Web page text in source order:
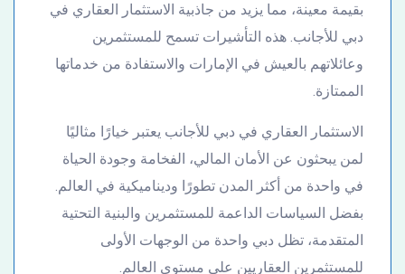
بقيمة معينة، مما يزيد من جاذبية الاستثمار العقاري في
دبي للأجانب. هذه التأشيرات تسمح للمستثمرين
وعائلاتهم بالعيش في الإمارات والاستفادة من خدماتها
الممتازة.
الاستثمار العقاري في دبي للأجانب يعتبر خيارًا مثاليًا
لمن يبحثون عن الأمان المالي، الفخامة وجودة الحياة
في واحدة من أكثر المدن تطورًا وديناميكية في العالم.
بفضل السياسات الداعمة للمستثمرين والبنية التحتية
المتقدمة، تظل دبي واحدة من الوجهات الأولى
للمستثمرين العقاريين على مستوى العالم.